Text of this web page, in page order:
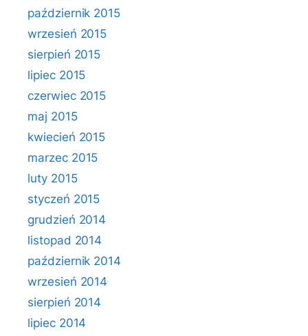
październik 2015
wrzesień 2015
sierpień 2015
lipiec 2015
czerwiec 2015
maj 2015
kwiecień 2015
marzec 2015
luty 2015
styczeń 2015
grudzień 2014
listopad 2014
październik 2014
wrzesień 2014
sierpień 2014
lipiec 2014